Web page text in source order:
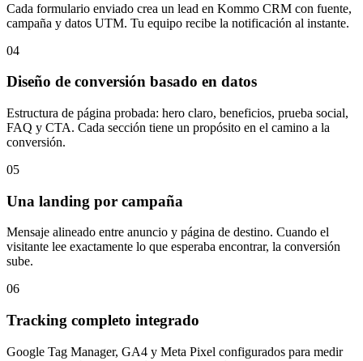
Cada formulario enviado crea un lead en Kommo CRM con fuente,
campaña y datos UTM. Tu equipo recibe la notificación al instante.
04
Diseño de conversión basado en datos
Estructura de página probada: hero claro, beneficios, prueba social,
FAQ y CTA. Cada sección tiene un propósito en el camino a la
conversión.
05
Una landing por campaña
Mensaje alineado entre anuncio y página de destino. Cuando el
visitante lee exactamente lo que esperaba encontrar, la conversión
sube.
06
Tracking completo integrado
Google Tag Manager, GA4 y Meta Pixel configurados para medir